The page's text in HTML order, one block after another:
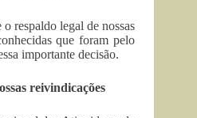
o respaldo legal de nossas
que foram pelo
importante decisão.
reivindicações